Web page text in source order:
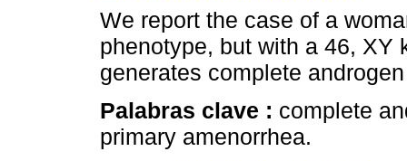
We report the case of a
phenotype, but with a 46, XY
generates complete
Palabras clave : complete
primary amenorrhea.